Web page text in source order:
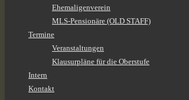
Ehemaligenverein
MLS-Pensionäre (OLD STAFF)
Termine
Veranstaltungen
Klausurpläne für die Oberstufe
Intern
Kontakt